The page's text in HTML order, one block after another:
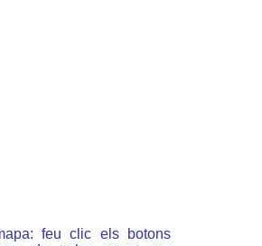
feu clic els botons